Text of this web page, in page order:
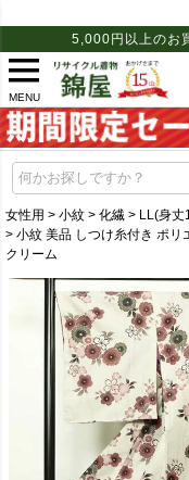
5,000円以上のお
MENU
女性用 小紋 化繊 LL(身丈
小紋 美品 しつけ糸付き ポ
クリーム